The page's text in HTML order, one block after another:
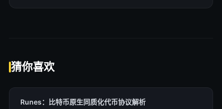
猜你喜欢
Runes：比特币原生同质化代币协议解析